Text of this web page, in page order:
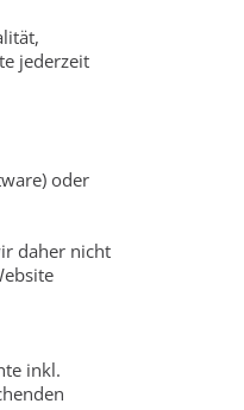
jederzeit
oder
daher nicht
inkl.